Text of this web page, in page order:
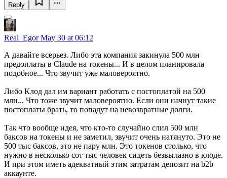
Reply
Real_EgorMay 30 at 06:12
А давайте всерьез. Либо эта компания закинула 500 млн
предоплаты в Claude на токены... И в целом планировала
подобное... Что звучит уже маловероятно.
Либо Клод дал им вариант работать с постоплатой на 500
млн... Что тоже звучит маловероятно. Если они начнут такие
постоплаты брать, то попадут на невозвратные долги.
Так что вообще идея, что кто-то случайно слил 500 млн
баксов на токены и не заметил, звучит очень натянуто. Это не
500 тыс баксов, это не пару млн. Это токенов столько, что
нужно в несколько сот тыс человек сидеть безвылазно в клоде.
И при этом иметь адекватный этим затратам депозит на b2b
аккаунте.